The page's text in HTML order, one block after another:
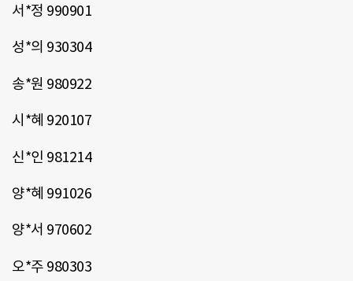
서*정 990901
성*의 930304
송*원 980922
시*혜 920107
신*인 981214
양*혜 991026
양*서 970602
오*주 980303